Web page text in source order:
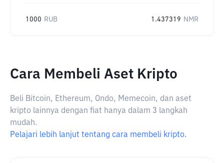
1000 RUB 1.437319 NMR
Cara Membeli Aset Kripto
Beli Bitcoin, Ethereum, Ondo, Memecoin, dan aset
kripto lainnya dengan fiat hanya dalam 3 langkah
mudah.
Pelajari lebih lanjut tentang cara membeli kripto.